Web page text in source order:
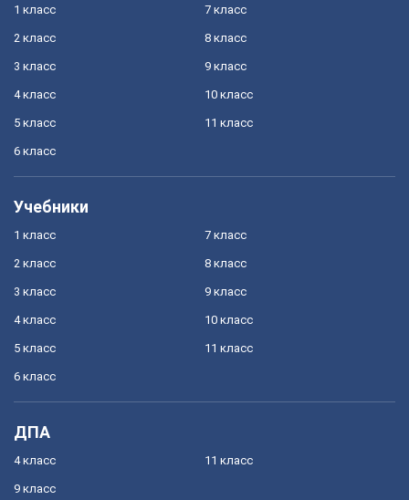
1 класс
2 класс
3 класс
4 класс
5 класс
6 класс
7 класс
8 класс
9 класс
10 класс
11 класс
Учебники
1 класс
2 класс
3 класс
4 класс
5 класс
6 класс
7 класс
8 класс
9 класс
10 класс
11 класс
ДПА
4 класс
9 класс
11 класс